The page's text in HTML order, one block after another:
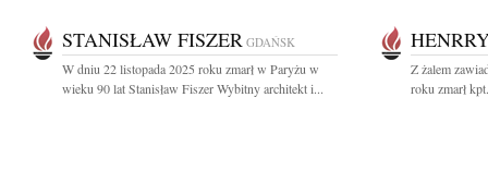
STANISŁAW FISZER GDAŃSK
W dniu 22 listopada 2025 roku zmarł w Paryżu w
wieku 90 lat Stanisław Fiszer Wybitny architekt i...
Z żalem
roku zmarł